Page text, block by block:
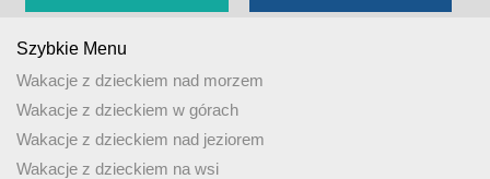
Szybkie Menu
Wakacje z dzieckiem nad morzem
Wakacje z dzieckiem w górach
Wakacje z dzieckiem nad jeziorem
Wakacje z dzieckiem na wsi